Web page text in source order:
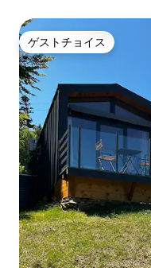
ゲストチョイス
ゲストチョイス